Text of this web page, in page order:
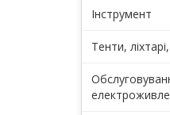
Інструмент
Тенти,